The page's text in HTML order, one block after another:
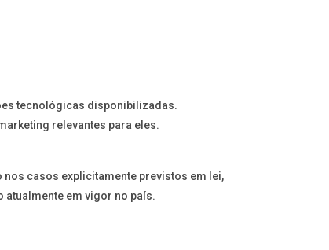
tecnológicas disponibilizadas.
relevantes para eles.
casos explicitamente previstos em lei,
em vigor no país.